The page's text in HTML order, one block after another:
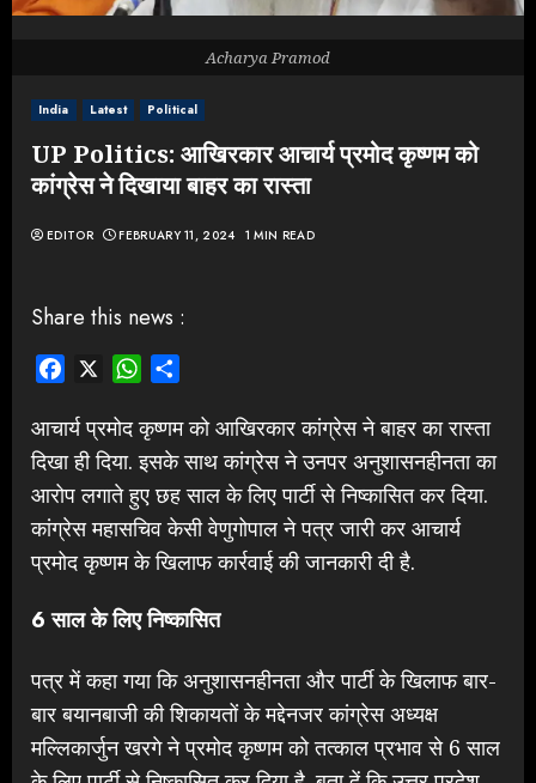
India Latest Political
UP Politics: आखिरकार आचार्य प्रमोद कृष्णम को
कांग्रेस ने दिखाया बाहर का रास्ता
EDITOR FEBRUARY 11, 2024 1 MIN READ
Acharya Pramod
Share this news :
Facebook WhatsApp
आचार्य प्रमोद कृष्णम को आखिरकार कांग्रेस ने बाहर का रास्ता
दिखा ही दिया. इसके साथ कांग्रेस ने उनपर अनुशासनहीनता का
आरोप लगाते हुए छह साल के लिए पार्टी से निष्कासित कर दिया.
कांग्रेस महासचिव केसी वेणुगोपाल ने पत्र जारी कर आचार्य
प्रमोद कृष्णम के खिलाफ कार्रवाई की जानकारी दी है.
6 साल के लिए निष्कासित
पत्र में कहा गया कि अनुशासनहीनता और पार्टी के खिलाफ बार-
बार बयानबाजी की शिकायतों के मद्देनजर कांग्रेस अध्यक्ष
मल्लिकार्जुन खरगे ने प्रमोद कृष्णम को तत्काल प्रभाव से 6 साल